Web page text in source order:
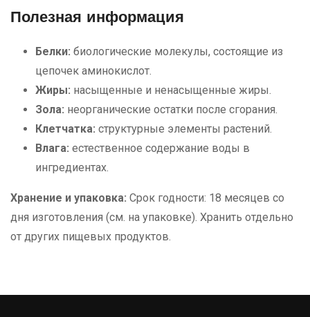
Полезная информация
Белки: биологические молекулы, состоящие из
цепочек аминокислот.
Жиры: насыщенные и ненасыщенные жиры.
Зола: неорганические остатки после сгорания.
Клетчатка: структурные элементы растений.
Влага: естественное содержание воды в
ингредиентах.
Хранение и упаковка: Срок годности: 18 месяцев со
дня изготовления (см. на упаковке). Хранить отдельно
от других пищевых продуктов.